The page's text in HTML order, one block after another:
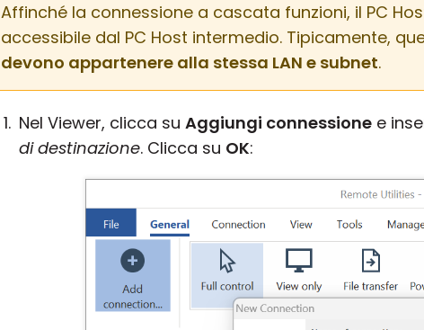
Affinché la connessione a cascata funzioni, il PC
accessibile dal PC Host intermedio. Tipicamente,
devono appartenere alla stessa LAN e subnet.
Nel Viewer, clicca su Aggiungi connessione e
di destinazione. Clicca su OK: